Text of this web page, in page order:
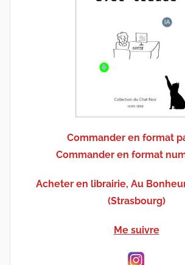
Commander en format
Commander en format
Acheter en librairie, Au
(Strasbourg)
Me suivre